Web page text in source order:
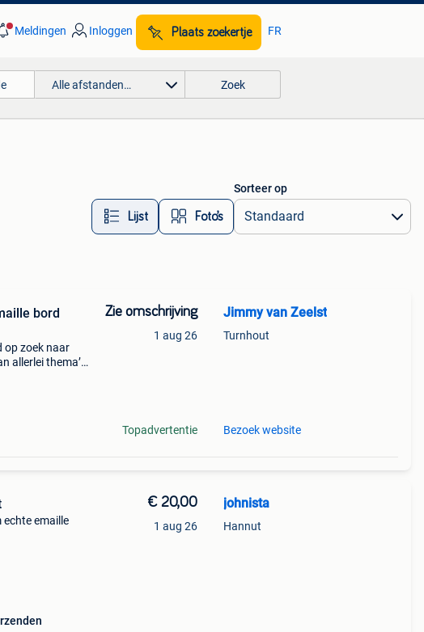
Meldingen Inloggen Plaats zoekertje FR
Alle afstanden… Zoek
Lijst Foto’s
Sorteer op
bord
op zoek naar
allerlei thema’s
Zie omschrijving
1 aug 26
Topadvertentie
Jimmy van Zeelst
Turnhout
Bezoek website
echte emaille
€ 20,00
1 aug 26
johnista
Hannut